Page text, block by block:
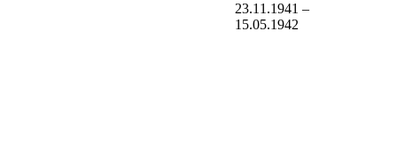
23.11.1941 –
15.05.1942